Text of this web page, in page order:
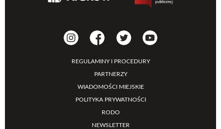
REGULAMINY I PROCEDURY
PARTNERZY
WIADOMOŚCI MIEJSKIE
POLITYKA PRYWATNOŚCI
RODO
NEWSLETTER